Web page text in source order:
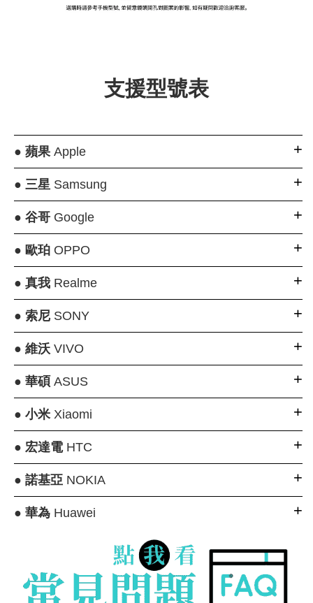
+NT$ 159
-
支援型號表
● 蘋果Apple
● 三星Samsung
● 谷哥Google
● 歐珀OPPO
● 真我Realme
● 索尼SONY
● 維沃VIVO
● 華碩 ASUS
● 小米Xiaomi
● 宏達電HTC
● 諾基亞NOKIA
● 華為Huawei